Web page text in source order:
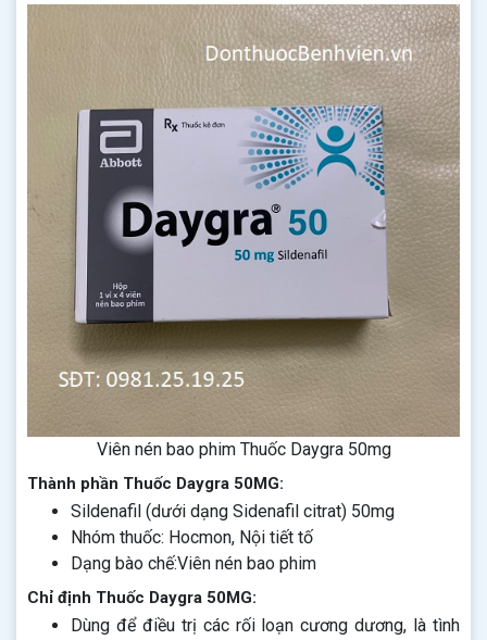
Viên nén bao phim Thuốc Daygra 50mg
Thành phần Thuốc Daygra 50MG:
Sildenafil (dưới dạng Sidenafil citrat) 50mg
Nhóm thuốc: Hocmon, Nội tiết tố
Dạng bào chế:Viên nén bao phim
Chỉ định Thuốc Daygra 50MG:
Dùng để điều trị các rối loạn cương dương, là tình